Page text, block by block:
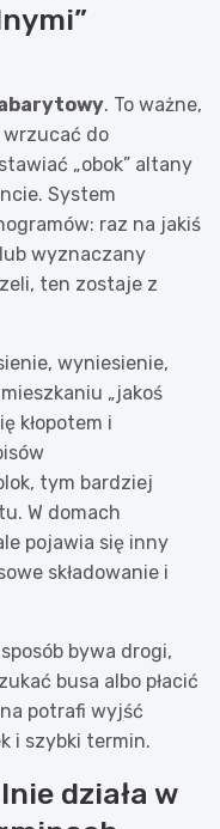
. To ważne,
wrzucać do
„obok” altany
System
raz na jakiś
wyznaczany
ten zostaje z
wyniesienie,
„jakoś
kłopotem i
tym bardziej
W domach
pojawia się inny
składowanie i
bywa drogi,
busa albo płacić
potrafi wyjść
i szybki termin.
działa w